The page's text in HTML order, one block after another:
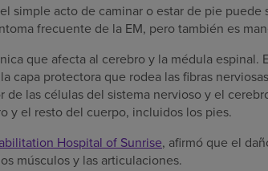
simple acto de caminar o estar de pie puede
frecuente de la EM, pero también es
que afecta al cerebro y la médula espinal.
capa protectora que rodea las fibras
las células del sistema nervioso y el
y el resto del cuerpo, incluidos los pies.
Hospital of Sunrise, afirmó que el
músculos y las articulaciones.